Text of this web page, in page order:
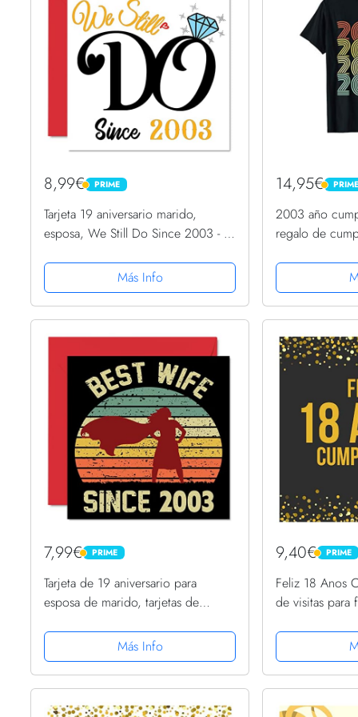
8,99€ PRIME
PRIME
Tarjeta 19 aniversario marido,
esposa, We Still Do Since 2003 - I
19 aniversario boda pareja, tarjetas
felicitación 145...
Más Info
14,95€ PRIME
PRIME
2003 año
regalo de
7,99€ PRIME
PRIME
Tarjeta de 19 aniversario para
esposa de marido, tarjetas de
boda para pareja, tarjetas de
felicitación de 145 mmx145 mm...
Más Info
9,40€ PRIME
PRIME
Feliz 18 Anos
de visitas para
registro para
de los